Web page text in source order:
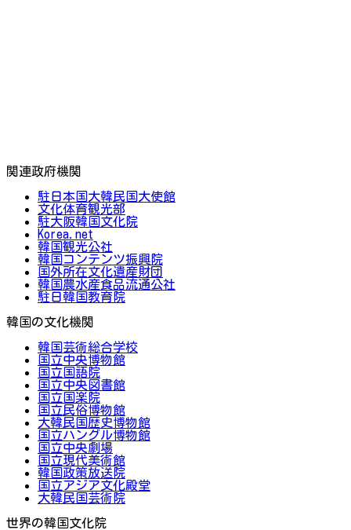
関連政府機関
駐日本国大韓民国大使館
文化体育観光部
駐大阪韓国文化院
Korea.net
韓国観光公社
韓国コンテンツ振興院
国外所在文化遺産財団
韓国農水産食品流通公社
駐日韓国教育院
韓国の文化機関
韓国芸術総合学校
国立中央博物館
国立国語院
国立中央図書館
国立国楽院
国立民俗博物館
大韓民国歴史博物館
国立ハングル博物館
国立中央劇場
国立現代美術館
韓国政策放送院
国立アジア文化殿堂
大韓民国芸術院
世界の韓国文化院